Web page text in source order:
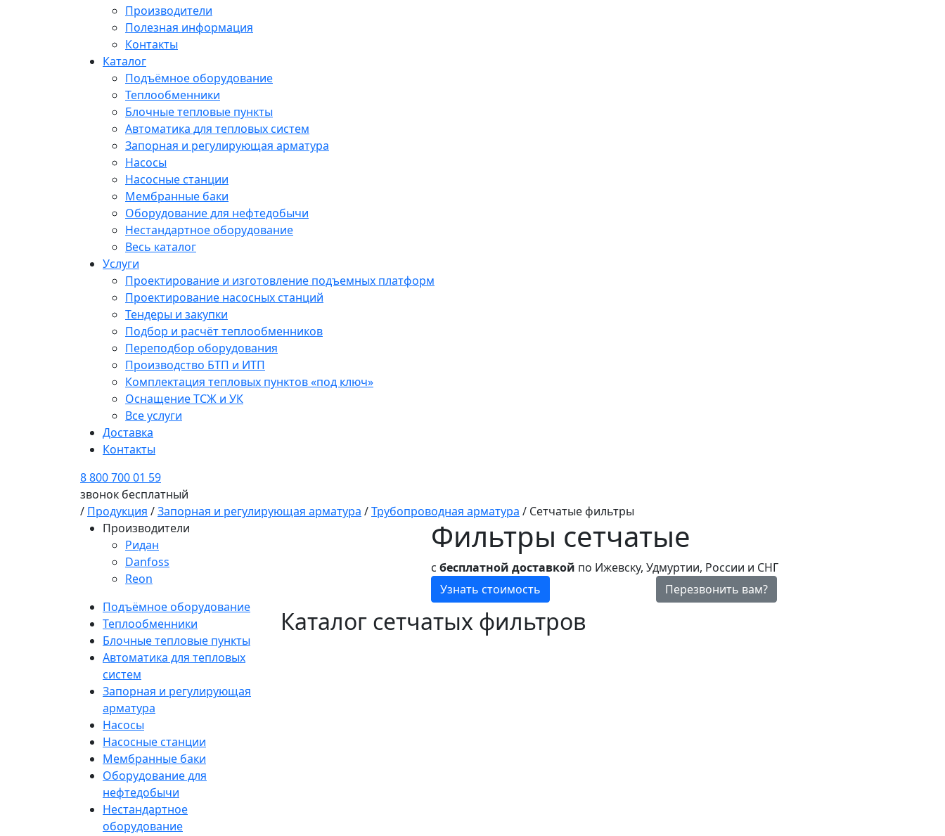
Производители
Полезная информация
Контакты
Каталог
Подъёмное оборудование
Теплообменники
Блочные тепловые пункты
Автоматика для тепловых систем
Запорная и регулирующая арматура
Насосы
Насосные станции
Мембранные баки
Оборудование для нефтедобычи
Нестандартное оборудование
Весь каталог
Услуги
Проектирование и изготовление подъемных платформ
Проектирование насосных станций
Тендеры и закупки
Подбор и расчёт теплообменников
Переподбор оборудования
Производство БТП и ИТП
Комплектация тепловых пунктов «под ключ»
Оснащение ТСЖ и УК
Все услуги
Доставка
Контакты
8 800 700 01 59
звонок бесплатный
/ Продукция /Запорная и регулирующая арматура /Трубопроводная арматура / Сетчатые фильтры
Производители
Ридан
Danfoss
Reon
Подъёмное оборудование
Теплообменники
Блочные тепловые пункты
Автоматика для тепловых
систем
Запорная и регулирующая
арматура
Насосы
Насосные станции
Мембранные баки
Оборудование для
нефтедобычи
Нестандартное
оборудование
Фильтры сетчатые
с бесплатной доставкой по Ижевску, Удмуртии, России и СНГ
Узнать стоимость
Перезвонить вам?
Каталог сетчатых фильтров